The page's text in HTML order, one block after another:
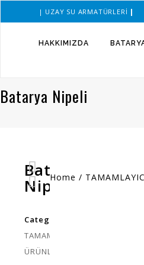
| UZAY SU ARMATÜRLERI |
HAKKIMIZDA
Batarya Nipeli
Home /
Batarya
Nipeli
Category:
TAMAMLAYICI
ÜRÜNLER